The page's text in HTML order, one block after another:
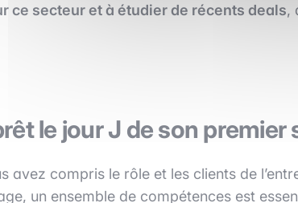
ce secteur et à étudier de récents deals,
le jour J de son premier
avez compris le rôle et les clients de
un ensemble de compétences est